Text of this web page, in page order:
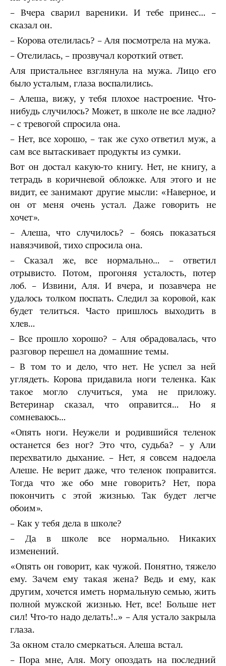
– Вчера сварил вареники. И тебе принес… –
сказал он.
– Корова отелилась? – Аля посмотрела на мужа.
– Отелилась, – прозвучал короткий ответ.
Аля пристальнее взглянула на мужа. Лицо его
было усталым, глаза воспалились.
– Алеша, вижу, у тебя плохое настроение. Что-
нибудь случилось? Может, в школе не все ладно?
– с тревогой спросила она.
– Нет, все хорошо, – так же сухо ответил муж, а
сам все вытаскивает продукты из сумки.
Вот он достал какую-то книгу. Нет, не книгу, а
тетрадь в коричневой обложке. Аля этого и не
видит, ее занимают другие мысли: «Наверное, и
он от меня очень устал. Даже говорить не
хочет».
– Алеша, что случилось? – боясь показаться
навязчивой, тихо спросила она.
– Сказал же, все нормально… – ответил
отрывисто. Потом, прогоняя усталость, потер
лоб. – Извини, Аля. И вчера, и позавчера не
удалось толком поспать. Следил за коровой, как
будет телиться. Часто пришлось выходить в
хлев…
– Все прошло хорошо? – Аля обрадовалась, что
разговор перешел на домашние темы.
– В том то и дело, что нет. Не успел за ней
углядеть. Корова придавила ноги теленка. Как
такое могло случиться, ума не приложу.
Ветеринар сказал, что оправится… Но я
сомневаюсь…
«Опять ноги. Неужели и родившийся теленок
останется без ног? Это что, судьба? – у Али
перехватило дыхание. – Нет, я совсем надоела
Алеше. Не верит даже, что теленок поправится.
Тогда что же обо мне говорить? Нет, пора
покончить с этой жизнью. Так будет легче
обоим».
– Как у тебя дела в школе?
– Да в школе все нормально. Никаких
изменений.
«Опять он говорит, как чужой. Понятно, тяжело
ему. Зачем ему такая жена? Ведь и ему, как
другим, хочется иметь нормальную семью, жить
полной мужской жизнью. Нет, все! Больше нет
сил! Что-то надо делать!..» – Аля устало закрыла
глаза.
За окном стало смеркаться. Алеша встал.
– Пора мне, Аля. Могу опоздать на последний